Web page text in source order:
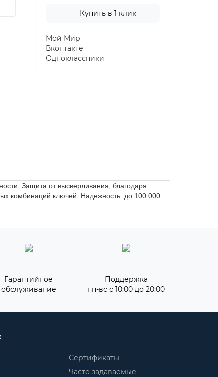
Купить в 1 клик
Мой Мир
Вконтакте
Одноклассники
Защита от высверливания, благодаря
комбинаций ключей. Надежность: до 100 000
Гарантийное
обслуживание
Поддержка
пн-вс с 10:00 до 20:00
Сертификаты
Часто задаваемые